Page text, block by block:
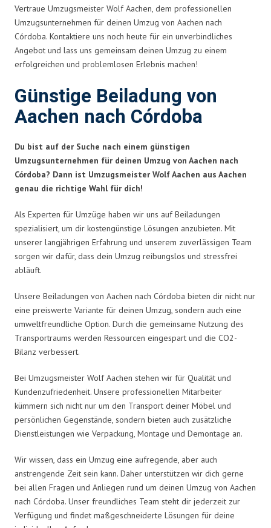
Vertraue Umzugsmeister Wolf Aachen, dem professionellen
Umzugsunternehmen für deinen Umzug von Aachen nach
Córdoba. Kontaktiere uns noch heute für ein unverbindliches
Angebot und lass uns gemeinsam deinen Umzug zu einem
erfolgreichen und problemlosen Erlebnis machen!
Günstige Beiladung von
Aachen nach Córdoba
Du bist auf der Suche nach einem günstigen
Umzugsunternehmen für deinen Umzug von Aachen nach
Córdoba? Dann ist Umzugsmeister Wolf Aachen aus Aachen
genau die richtige Wahl für dich!
Als Experten für Umzüge haben wir uns auf Beiladungen
spezialisiert, um dir kostengünstige Lösungen anzubieten. Mit
unserer langjährigen Erfahrung und unserem zuverlässigen Team
sorgen wir dafür, dass dein Umzug reibungslos und stressfrei
abläuft.
Unsere Beiladungen von Aachen nach Córdoba bieten dir nicht nur
eine preiswerte Variante für deinen Umzug, sondern auch eine
umweltfreundliche Option. Durch die gemeinsame Nutzung des
Transportraums werden Ressourcen eingespart und die CO2-
Bilanz verbessert.
Bei Umzugsmeister Wolf Aachen stehen wir für Qualität und
Kundenzufriedenheit. Unsere professionellen Mitarbeiter
kümmern sich nicht nur um den Transport deiner Möbel und
persönlichen Gegenstände, sondern bieten auch zusätzliche
Dienstleistungen wie Verpackung, Montage und Demontage an.
Wir wissen, dass ein Umzug eine aufregende, aber auch
anstrengende Zeit sein kann. Daher unterstützen wir dich gerne
bei allen Fragen und Anliegen rund um deinen Umzug von Aachen
nach Córdoba. Unser freundliches Team steht dir jederzeit zur
Verfügung und findet maßgeschneiderte Lösungen für deine